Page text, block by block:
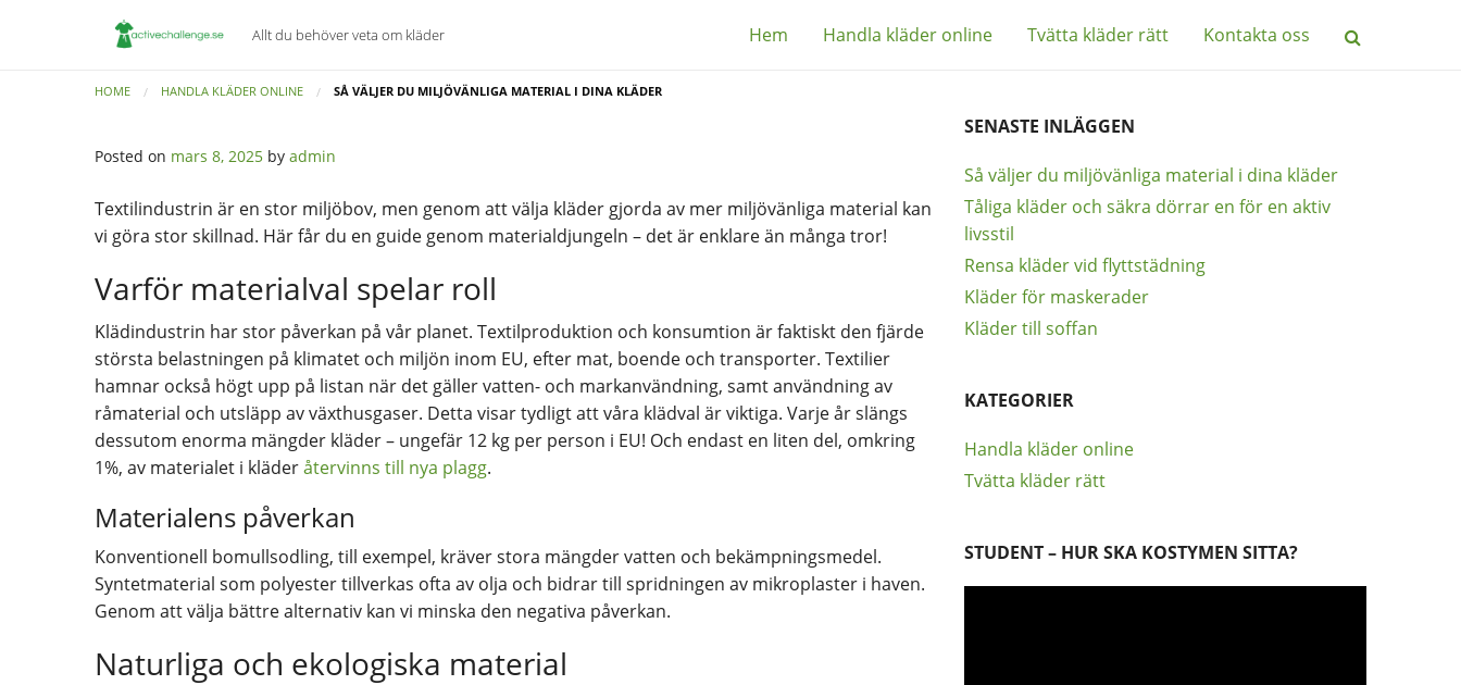
Allt du behöver veta om kläder Hem Handla kläder online Tvätta kläder rätt Kontakta oss
HOME HANDLA KLÄDER ONLINE SÅ VÄLJER DU MILJÖVÄNLIGA MATERIAL I DINA KLÄDER
Posted on mars 8, 2025 by admin
Textilindustrin är en stor miljöbov, men genom att välja kläder gjorda av mer miljövänliga material kan
vi göra stor skillnad. Här får du en guide genom materialdjungeln – det är enklare än många tror!
Varför materialval spelar roll
Klädindustrin har stor påverkan på vår planet. Textilproduktion och konsumtion är faktiskt den fjärde
största belastningen på klimatet och miljön inom EU, efter mat, boende och transporter. Textilier
hamnar också högt upp på listan när det gäller vatten- och markanvändning, samt användning av
råmaterial och utsläpp av växthusgaser. Detta visar tydligt att våra klädval är viktiga. Varje år slängs
dessutom enorma mängder kläder – ungefär 12 kg per person i EU! Och endast en liten del, omkring
1%, av materialet i kläderåtervinns till nya plagg.
Materialens påverkan
Konventionell bomullsodling, till exempel, kräver stora mängder vatten och bekämpningsmedel.
Syntetmaterial som polyester tillverkas ofta av olja och bidrar till spridningen av mikroplaster i haven.
Genom att välja bättre alternativ kan vi minska den negativa påverkan.
Naturliga och ekologiska material
SENASTE INLÄGGEN
Så väljer du miljövänliga material i dina kläder
Tåliga kläder och säkra dörrar en för en aktiv
livsstil
Rensa kläder vid flyttstädning
Kläder för maskerader
Kläder till soffan
KATEGORIER
Handla kläder online
Tvätta kläder rätt
STUDENT – HUR SKA KOSTYMEN SITTA?